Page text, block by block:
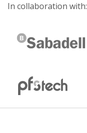
In collaboration with: